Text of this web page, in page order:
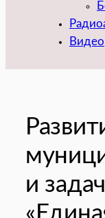
Видео
и